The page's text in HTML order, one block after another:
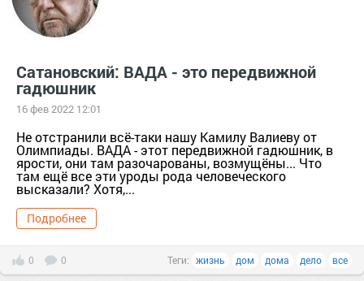
Сатановский: ВАДА - это передвижной
гадюшник
16 фев 2022 12:01
Не отстранили всё-таки нашу Камилу Валиеву от
Олимпиады. ВАДА - этот передвижной гадюшник, в
ярости, они там разочарованы, возмущёны... Что
там ещё все эти уроды рода человеческого
высказали? Хотя,...
Подробнее
0 0 Теги: жизнь дом дома дело все